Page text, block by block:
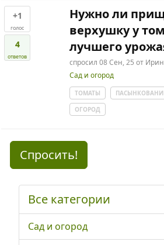
+1
голос
4
ответов
Нужно ли
верхушку у
лучшего
спросил 08 Сен, 25 от
Сад и огород
ТОМАТЫ
ОГОРОД
Спросить!
Все категории
Сад и огород